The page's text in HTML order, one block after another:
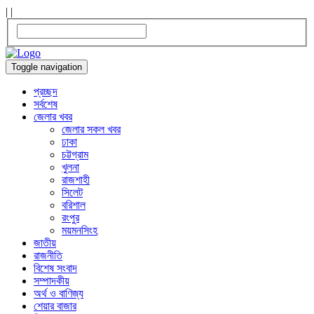
| |
Toggle navigation
প্রচ্ছদ
সর্বশেষ
জেলার খবর
জেলার সকল খবর
ঢাকা
চট্টগ্রাম
খুলনা
রাজশাহী
সিলেট
বরিশাল
রংপুর
ময়মনসিংহ
জাতীয়
রাজনীতি
বিশেষ সংবাদ
সম্পাদকীয়
অর্থ ও বাণিজ্য
শেয়ার বাজার